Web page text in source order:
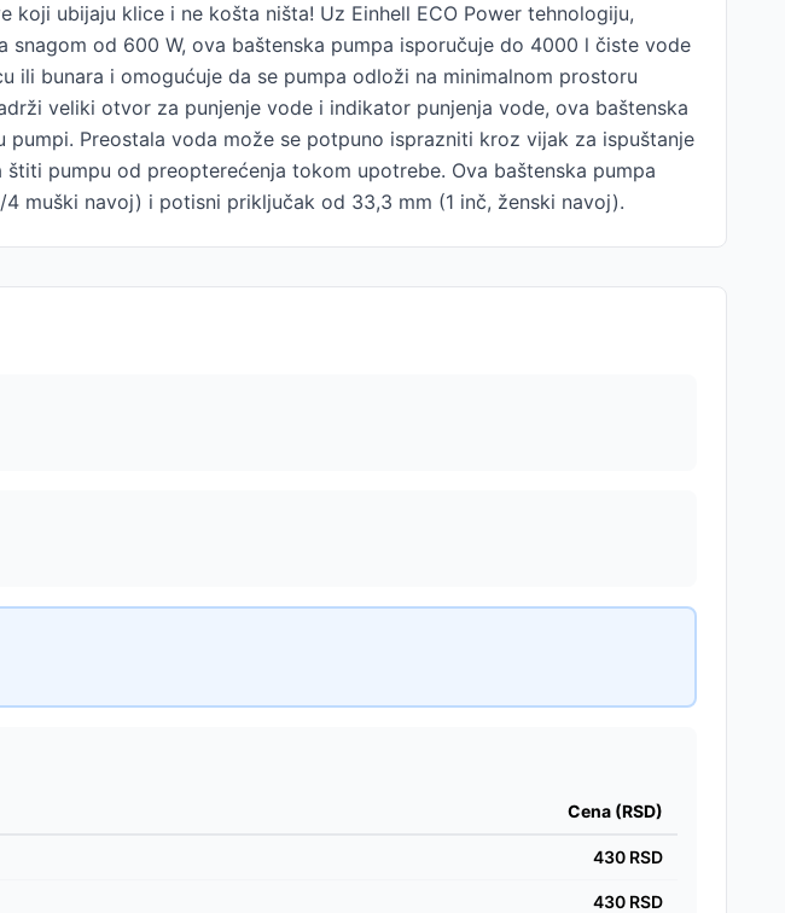
ubijaju klice i ne košta ništa! Uz Einhell ECO Power tehnologiju,
od 600 W, ova baštenska pumpa isporučuje do 4000 l čiste vode
ili bunara i omogućuje da se pumpa odloži na minimalnom prostoru
veliki otvor za punjenje vode i indikator punjenja vode, ova baštenska
Preostala voda može se potpuno isprazniti kroz vijak za ispuštanje
pumpu od preopterećenja tokom upotrebe. Ova baštenska pumpa
muški navoj) i potisni priključak od 33,3 mm (1 inč, ženski navoj).
Cena (RSD)
430 RSD
430 RSD